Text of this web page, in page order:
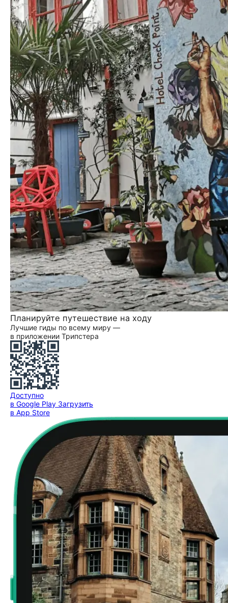
Планируйте путешествие на ходу
Лучшие гиды по всему миру —
в приложении Трипстера
Доступно
в Google Play Загрузить
в App Store